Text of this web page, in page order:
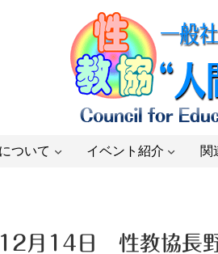
ついて イベント紹介 関
月14日 性教協長